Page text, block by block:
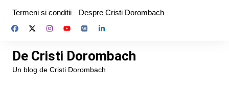
content
Termeni si conditii Despre Cristi Dorombach
De Cristi Dorombach
Un blog de Cristi Dorombach